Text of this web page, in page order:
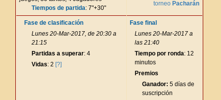
Tiempos de partida: 7"+30"
torneo Pacharán
Fase de clasificación
Lunes 20-Mar-2017, de 20:30 a
21:15
Partidas a superar: 4
Vidas: 2 [?]
Fase final
Lunes 20-Mar-2017 a
las 21:40
Tiempo por ronda: 12
minutos
Premios
Ganador: 5 días de
suscripción